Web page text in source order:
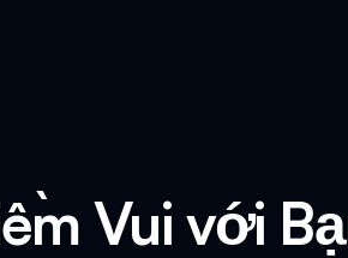
Vui với